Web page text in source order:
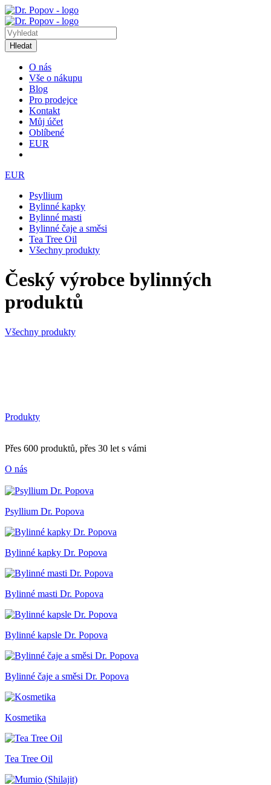
Hledat
O nás
Vše o nákupu
Blog
Pro prodejce
Kontakt
Můj účet
Oblíbené
EUR
EUR
Psyllium
Bylinné kapky
Bylinné masti
Bylinné čaje a směsi
Tea Tree Oil
Všechny produkty
Český výrobce bylinných
produktů
Všechny produkty
Produkty
Přes 600 produktů, přes 30 let s vámi
O nás
Psyllium Dr. Popova
Bylinné kapky Dr. Popova
Bylinné masti Dr. Popova
Bylinné kapsle Dr. Popova
Bylinné čaje a směsi Dr. Popova
Kosmetika
Tea Tree Oil